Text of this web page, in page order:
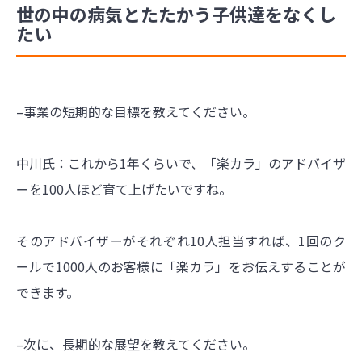
世の中の病気とたたかう子供達をなくし
たい
–事業の短期的な目標を教えてください。
中川氏：これから1年くらいで、「楽カラ」のアドバイザ
ーを100人ほど育て上げたいですね。
そのアドバイザーがそれぞれ10人担当すれば、1回のク
ールで1000人のお客様に「楽カラ」をお伝えすることが
できます。
–次に、長期的な展望を教えてください。